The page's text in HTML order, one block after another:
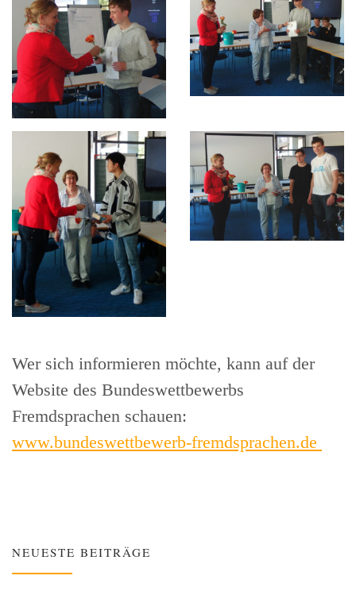
Wer sich informieren möchte, kann auf der
Website des Bundeswettbewerbs
Fremdsprachen schauen:
www.bundeswettbewerb-fremdsprachen.de
NEUESTE BEITRÄGE